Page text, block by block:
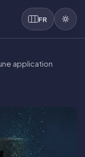
FR
application